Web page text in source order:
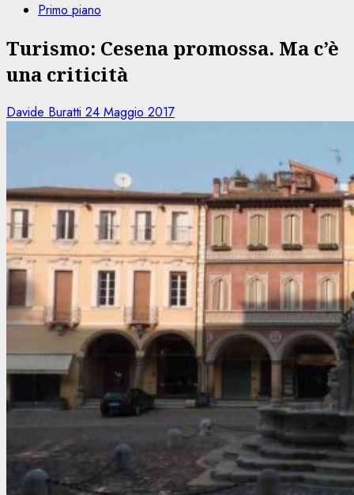
Primo piano
Turismo: Cesena promossa. Ma c’è
una criticità
Davide Buratti 24 Maggio 2017